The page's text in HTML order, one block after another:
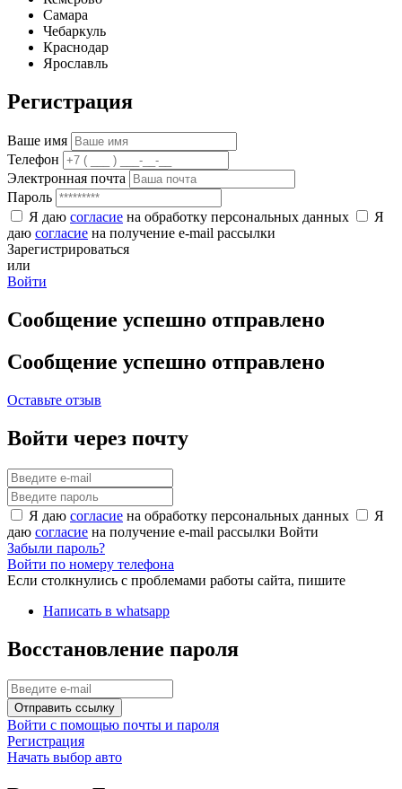
Самара
Чебаркуль
Краснодар
Ярославль
Регистрация
Ваше имя
Телефон
Электронная почта
Пароль
Я даю согласие на обработку персональных данных
Я
даю согласие на получение e-mail рассылки
Зарегистрироваться
или
Войти
Сообщение успешно отправлено
Сообщение успешно отправлено
Оставьте отзыв
Войти через почту
Я даю согласие на обработку персональных данных
Я
даю согласие на получение e-mail рассылки Войти
Забыли пароль?
Войти по номеру телефона
Если столкнулись с проблемами работы сайта, пишите
Написать в whatsapp
Восстановление пароля
Отправить ссылку
Войти с помощью почты и пароля
Регистрация
Начать выбор авто